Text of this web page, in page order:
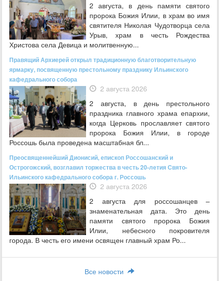
2 августа, в день памяти святого
пророка Божия Илии, в храм во имя
святителя Николая Чудотворца села
Урыв, храм в честь Рождества
Христова села Девица и молитвенную...
Правящий Архиерей открыл традиционную благотворительную
ярмарку, посвященную престольному празднику Ильинского
кафедрального собора
2 августа 2026
2 августа, в день престольного
праздника главного храма епархии,
когда Церковь прославляет святого
пророка Божия Илии, в городе
Россошь была проведена масштабная бл...
Преосвященнейший Дионисий, епископ Россошанский и
Острогожский, возглавил торжества в честь 20-летия Свято-
Ильинского кафедрального собора г. Россошь
2 августа 2026
2 августа для россошанцев –
знаменательная дата. Это день
памяти святого пророка Божия
Илии, небесного покровителя
города. В честь его имени освящен главный храм Ро...
Все новости